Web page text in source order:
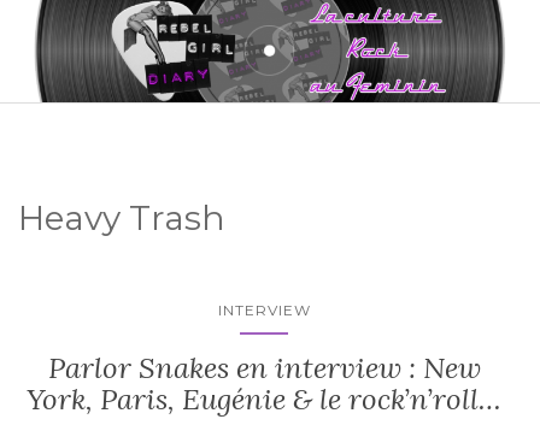
Heavy Trash
INTERVIEW
Parlor Snakes en interview : New
York, Paris, Eugénie & le rock’n’roll…